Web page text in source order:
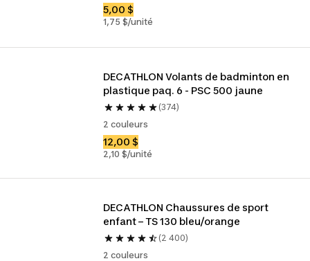
5,00 $
1,75 $/unité
DECATHLON Volants de badminton en
plastique paq. 6 - PSC 500 jaune
(374)
2 couleurs
12,00 $
2,10 $/unité
DECATHLON Chaussures de sport
enfant – TS 130 bleu/orange
(2 400)
2 couleurs